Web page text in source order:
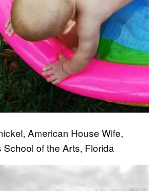
American House Wife,
School of the Arts, Florida